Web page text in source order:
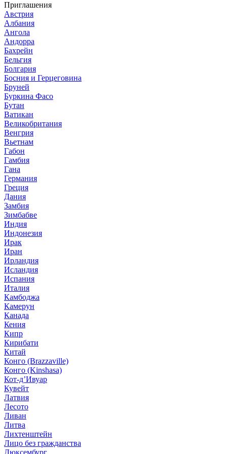
Приглашения
Австрия
Албания
Ангола
Андорра
Бахрейн
Бельгия
Болгария
Босния и Герцеговина
Бруней
Буркина Фасо
Бутан
Ватикан
Великобритания
Венгрия
Вьетнам
Габон
Гамбия
Гана
Германия
Греция
Дания
Замбия
Зимбабве
Индия
Индонезия
Ирак
Иран
Ирландия
Исландия
Испания
Италия
Камбоджа
Камерун
Канада
Кения
Кипр
Кирибати
Китай
Конго (Brazzaville)
Конго (Kinshasa)
Кот-д’Ивуар
Кувейт
Латвия
Лесото
Ливан
Литва
Лихтенштейн
Лицо без гражданства
Люксембург